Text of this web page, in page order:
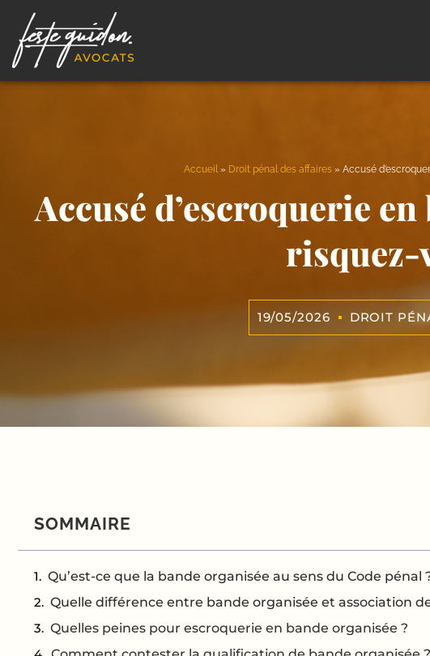
Accueil » Droit pénal des affaires » Accusé
Accusé d’escroquerie
risquez-
19/05/2026 DROIT
SOMMAIRE
Qu’est-ce que la bande organisée au sens du Code pénal
Quelle différence entre bande organisée et association
Quelles peines pour escroquerie en bande organisée ?